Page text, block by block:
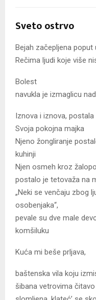
Sveto ostrvo
Bejah začepljena poput
Rečima ljudi koje više
Bolest
navukla je izmaglicu
Iznova i iznova, postala
Svoja pokojna majka
Njeno žongliranje
kuhinji
Njen osmeh kroz
postalo je tetovaža na
„Neki se venčaju zbog
osobenjaka“,
pevale su dve male
komšiluku
Kuća mi beše prljava,
baštenska vila koju
šibana vetrovima